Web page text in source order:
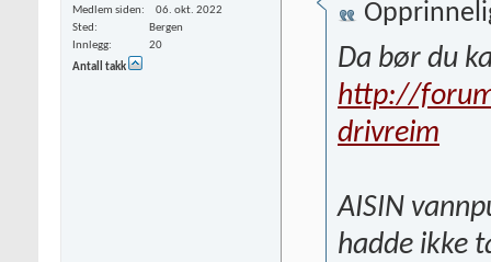
Medlem siden
06. okt. 2022
Sted
Bergen
Innlegg
20
Antall takk
Da bør du
http://
drivreim
AISIN
hadde ikke